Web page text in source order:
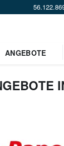
ANGEBOTE